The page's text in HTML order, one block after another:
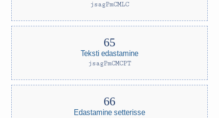
jsagPmCMLC
Teksti edastamine
jsagPmCMCPT
Edastamine setterisse